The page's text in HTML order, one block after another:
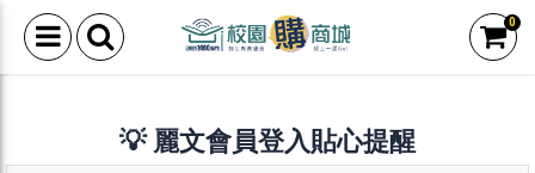
0
💡 麗文會員登入貼心提醒